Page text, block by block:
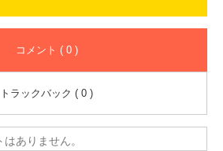
コメント ( 0 )
トラックバック ( 0 )
ありません。